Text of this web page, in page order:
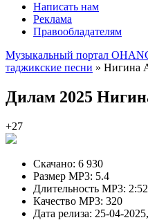
Написать нам
Реклама
Правообладателям
Музыкальный портал
таджикские песни » Нигина
Дилам 2025
+27
Скачано: 6 930
Размер MP3: 5.4
Длительность MP3: 2:52
Качество MP3: 320
Дата релиза: 25-04-